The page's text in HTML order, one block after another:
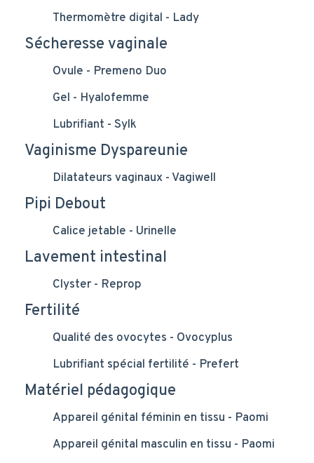
Thermomètre digital - Lady
Sécheresse vaginale
Ovule - Premeno Duo
Gel - Hyalofemme
Lubrifiant - Sylk
Vaginisme Dyspareunie
Dilatateurs vaginaux - Vagiwell
Pipi Debout
Calice jetable - Urinelle
Lavement intestinal
Clyster - Reprop
Fertilité
Qualité des ovocytes - Ovocyplus
Lubrifiant spécial fertilité - Prefert
Matériel pédagogique
Appareil génital féminin en tissu - Paomi
Appareil génital masculin en tissu - Paomi